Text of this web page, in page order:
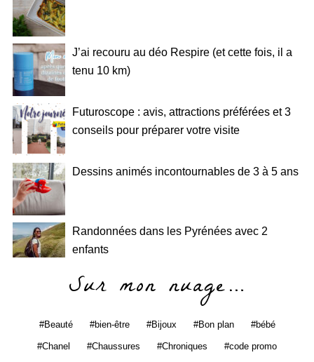
J’ai recouru au déo Respire (et cette fois, il a
tenu 10 km)
Futuroscope : avis, attractions préférées et 3
conseils pour préparer votre visite
Dessins animés incontournables de 3 à 5 ans
Randonnées dans les Pyrénées avec 2
enfants
Sur mon nuage…
Beauté bien-être Bijoux Bon plan bébé
Chanel Chaussures Chroniques code promo